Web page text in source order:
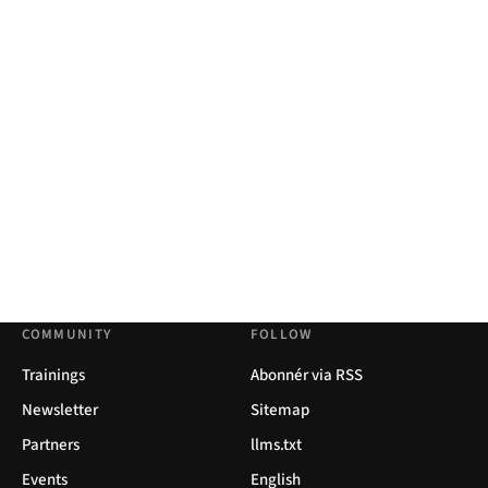
COMMUNITY
Trainings
Newsletter
Partners
Events
FOLLOW
Abonnér via RSS
Sitemap
llms.txt
English